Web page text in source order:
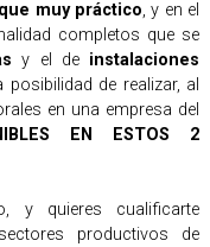
muy práctico, y en el
completos que se
y el de instalaciones
posibilidad de realizar, al
en una empresa del
EN ESTOS 2
y quieres cualificarte
productivos de